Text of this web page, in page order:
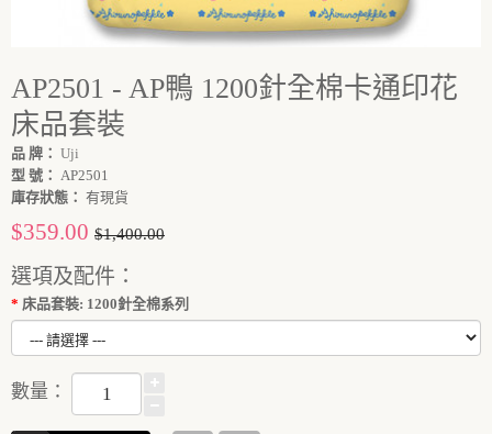
AP2501 - AP鴨 1200針全棉卡通印花
床品套裝
品 牌： Uji
型 號： AP2501
庫存狀態： 有現貨
$359.00 $1,400.00
選項及配件：
床品套裝: 1200針全棉系列
數量：